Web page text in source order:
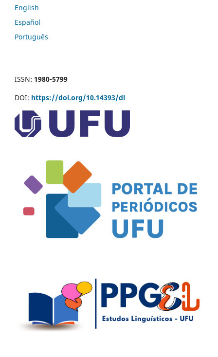
English
Español
Português
ISSN: 1980-5799
DOI: https://doi.org/10.14393/dl